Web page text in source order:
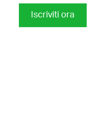
Iscriviti ora